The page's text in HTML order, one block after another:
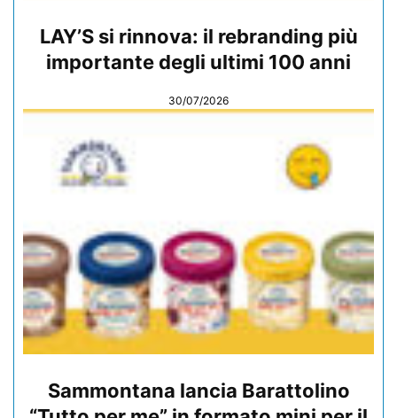
LAY’S si rinnova: il rebranding più
importante degli ultimi 100 anni
30/07/2026
Sammontana lancia Barattolino